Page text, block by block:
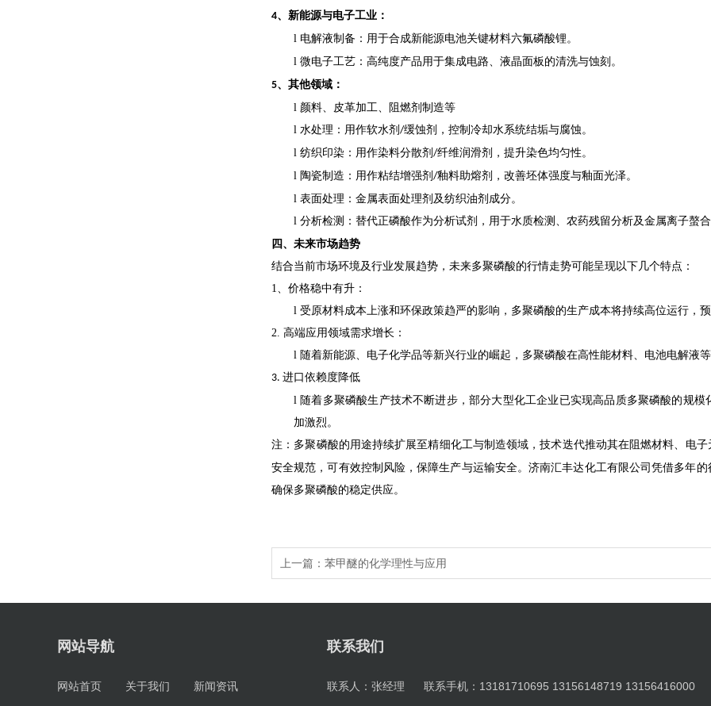
4、 新能源与电子工业 ：
l 电解液制备 ：用于合成新能源电池关键材料六氟磷酸锂。
l 微电子工艺 ：高纯度产品用于集成电路、液晶面板的清洗与蚀刻 。
5、 其他领域 ：
l 颜料、皮革加工、阻燃剂制造等
l 水处理 ：用作软水剂 /缓蚀剂，控制冷却水系统结垢与腐蚀。
l 纺织印染 ：用作染料分散剂 /纤维润滑剂，提升染色均匀性。
l 陶瓷制造 ：用作粘结增强剂 /釉料助熔剂，改善坯体强度与釉面光泽。
l ‌表面处理‌：金属表面处理剂及纺织油剂成分。
l 分析检测 ： 替代正磷酸作为分析试剂，用于水质检测、农药残留分析及金属离子螯
四、 未来市场趋势
结合当前市场环境及行业发展趋势，未来多聚磷酸的行情走势可能呈现以下几个特点：
1、 价格稳中有升：
l 受原材料成本上涨和环保政策趋严的影响，多聚磷酸的生产成本将持续高位运行，
2. 高端应用领域需求增长 ：
l 随着新能源、电子化学品等新兴行业的崛起，多聚磷酸在高性能材料、电池电解液
3. 进口依赖度降低
l 随着多聚磷酸生产技术不断进步，部分大型化工企业已实现高品质多聚磷酸的规
加激烈。
注 ：多聚磷酸的用途持续扩展至精细化工与制造领域，技术迭代推动其在阻燃材料、电
安全规范，可有效控制风险，保障生产与运输安全。济南汇丰达化工有限公司凭借多年
确保多聚磷酸的稳定供应。
上一篇： 苯甲醚的化学理性与应用
网站导航
网站首页 关于我们 新闻资讯
联系我们
联系人：张经理 联系手机：13181710695 13156148719 13156416000